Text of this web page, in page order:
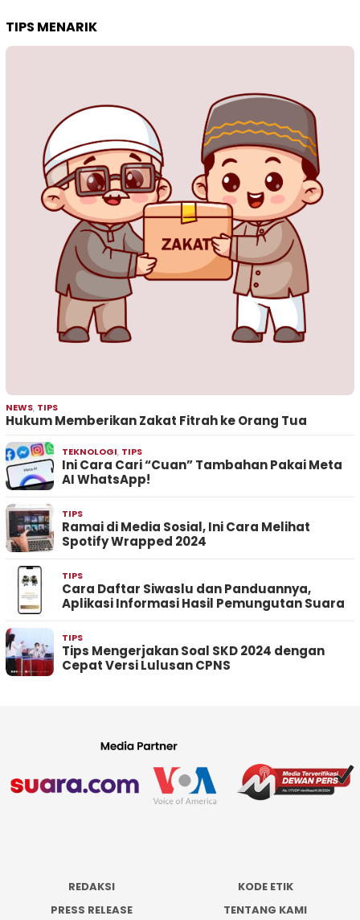
TIPS MENARIK
NEWS, TIPS
Hukum Memberikan Zakat Fitrah ke Orang Tua
TEKNOLOGI, TIPS
Ini Cara Cari “Cuan” Tambahan Pakai Meta
AI WhatsApp!
TIPS
Ramai di Media Sosial, Ini Cara Melihat
Spotify Wrapped 2024
TIPS
Cara Daftar Siwaslu dan Panduannya,
Aplikasi Informasi Hasil Pemungutan Suara
TIPS
Tips Mengerjakan Soal SKD 2024 dengan
Cepat Versi Lulusan CPNS
REDAKSI
KODE ETIK
PRESS RELEASE
TENTANG KAMI